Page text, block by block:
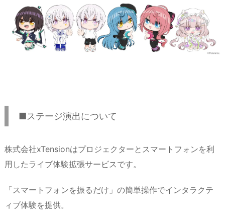
■ステージ演出について
株式会社xTensionはプロジェクターとスマートフォンを利
用したライブ体験拡張サービスです。
「スマートフォンを振るだけ」の簡単操作でインタラクテ
ィブ体験を提供。